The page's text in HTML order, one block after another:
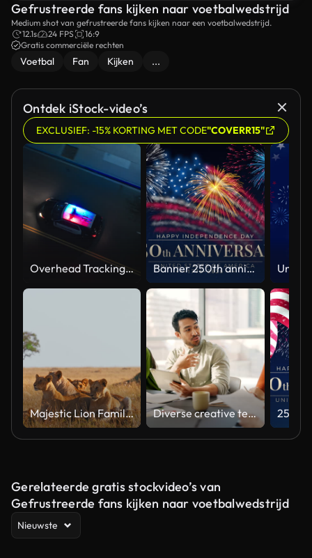
Gefrustreerde fans kijken naar voetbalwedstrijd
Medium shot van gefrustreerde fans kijken naar een voetbalwedstrijd.
12.1s
24 FPS
16:9
Gratis commerciële rechten
Voetbal Fan Kijken ...
Ontdek iStock-video’s
EXCLUSIEF: -15% KORTING MET CODE"COVERR15"
Overhead Tracking Drone Shot of a Police Car Driving on a City Street with Lights On at Night Banner 250th anniversary of the USA. 250 years of independence. 4th of july 2026 usa independence day, video greeting card. US flag fireworks on blue sky background. Fourth of july. 4k seamless loop
Majestic Lion Family Relaxing in Natural Habitat Under Soft Light Diverse creative team collaborating on a marketing strategy in an office meeting
Gerelateerde gratis stockvideo’s van
Gefrustreerde fans kijken naar voetbalwedstrijd
Nieuwste